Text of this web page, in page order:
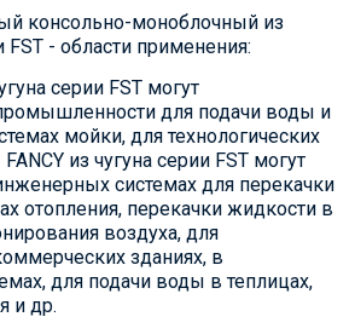
консольно-моноблочный из
FST - области применения:
серии FST могут
для подачи воды и
мойки, для технологических
из чугуна серии FST могут
системах для перекачки
отопления, перекачки жидкости в
воздуха, для
зданиях, в
для подачи воды в теплицах,
и др.